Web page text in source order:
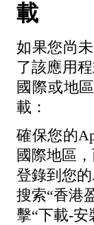
載
如果您尚
了該應用
國際或地
載：
確保您的
國際地區
登錄到您的
搜索“香港
擊“下載-安